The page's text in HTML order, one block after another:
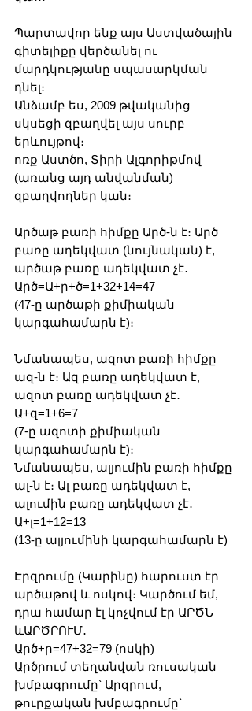
Պարտավոր ենք այս Աստվածային
գիտելիքը վերծանել ու
մարդկությանը սպասարկման
դնել։
Անձամբ ես, 2009 թվականից
սկսեցի զբաղվել այս սուրբ
երևույթով։
ոռք Աստծո, Տիրի Ալգորիթմով
(առանց այդ անվանման)
զբաղվողներ կան։
Արծաթ բառի հիմքը Արծ-ն է։ Արծ
բառը ադեկվատ (նույնական) է,
արծաթ բառը ադեկվատ չէ․
Արծ=Ա+ր+ծ=1+32+14=47
(47-ը արծաթի քիմիական
կարգահամարն է)։
Նմանապես, ազոտ բառի հիմքը
ազ-ն է։ Ազ բառը ադեկվատ է,
ազոտ բառը ադեկվատ չէ․
Ա+զ=1+6=7
(7-ը ազոտի քիմիական
կարգահամարն է)։
Նմանապես, ալյումին բառի հիմքը
ալ-ն է։ Ալ բառը ադեկվատ է,
ալումին բառը ադեկվատ չէ․
Ա+լ=1+12=13
(13-ը ալյումինի կարգահամարն է)
Էրզրումը (Կարինը) հարուստ էր
արծաթով և ոսկով։ Կարծում եմ,
դրա համար էլ կոչվում էր ԱՐԾՆ
ևԱՐԾՐՈՒՄ․
Արծ+ր=47+32=79 (ոսկի)
Արծրում տեղանվան ռուսական
խմբագրումը՝ Արզրում,
թուրքական խմբագրումը՝